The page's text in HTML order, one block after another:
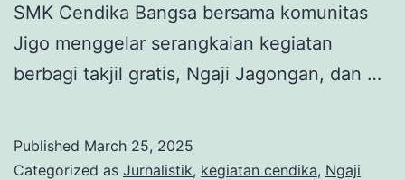
SMK Cendika Bangsa bersama komunitas
Jigo menggelar serangkaian kegiatan
berbagi takjil gratis, Ngaji Jagongan, dan …
Published March 25, 2025
Categorized as Jurnalistik, kegiatan cendika, Ngaji